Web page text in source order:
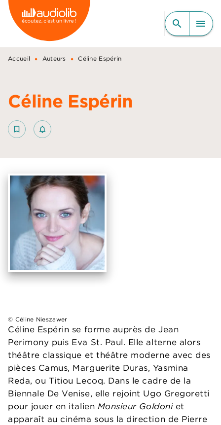
MENU RECHERCHE
CONTENU
PIED DE PAGE
search menu
Accueil • Auteurs • Céline Espérin
Céline Espérin
bookmark_border notifications_none_outlined
Céline Espérin se forme auprès de Jean
Perimony puis Eva St. Paul. Elle alterne alors
théâtre classique et théâtre moderne avec des
pièces Camus, Marguerite Duras, Yasmina
Reda, ou Titiou Lecoq. Dans le cadre de la
Biennale De Venise, elle rejoint Ugo Gregoretti
pour jouer en italien Monsieur Goldoniet
apparaît au cinéma sous la direction de Pierre
© Céline Nieszawer